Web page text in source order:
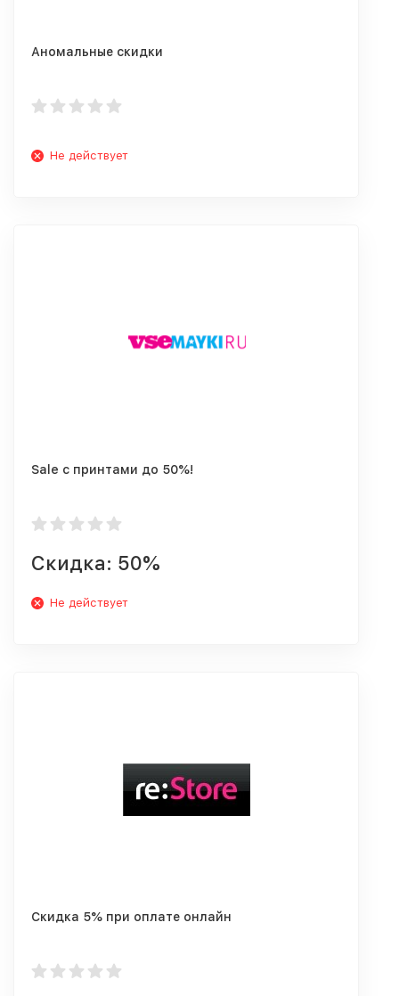
Аномальные скидки
Не действует
Sale с принтами до 50%!
Скидка: 50%
Не действует
Скидка 5% при оплате онлайн